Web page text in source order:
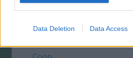
Data Deletion Data Access
Sparkonto
Rörlig